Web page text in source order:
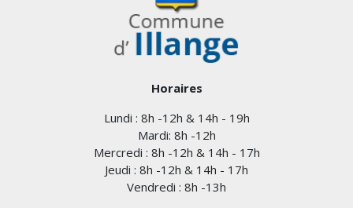
Horaires
Lundi : 8h -12h & 14h - 19h
Mardi: 8h -12h
Mercredi : 8h -12h & 14h - 17h
Jeudi : 8h -12h & 14h - 17h
Vendredi : 8h -13h